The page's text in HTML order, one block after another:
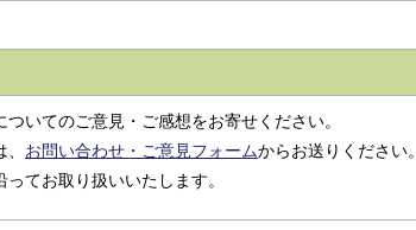
いてのご意見・ご感想をお寄せください。
お問い合わせ・ご意見フォームからお送りください。
ってお取り扱いいたします。